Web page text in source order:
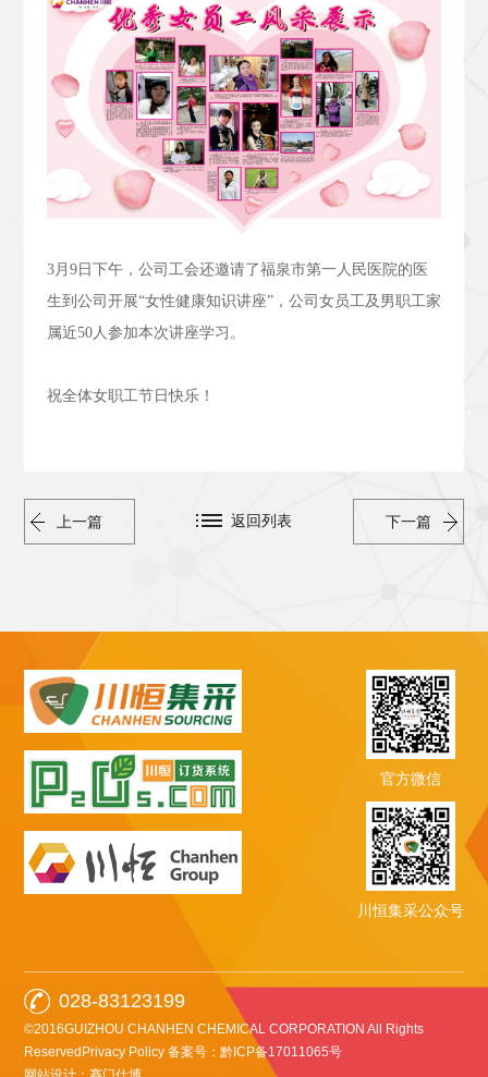
3月 9日下午，公司工会还邀请了福泉市第一人民医院的医
生到公司开展“女性健康知识讲座”，公司女员工及男职工家
属近50人参加本次讲座学习。
祝全体女职工节日快乐！
上一篇 下一篇
返回列表
官方微信
川恒集采公众号
028-83123199
©2016GUIZHOU CHANHEN CHEMICAL CORPORATION All Rights
ReservedPrivacy Policy备案号：黔ICP备17011065号